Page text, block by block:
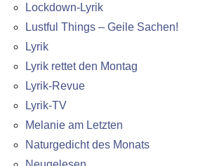
Lockdown-Lyrik
Lustful Things – Geile Sachen!
Lyrik
Lyrik rettet den Montag
Lyrik-Revue
Lyrik-TV
Melanie am Letzten
Naturgedicht des Monats